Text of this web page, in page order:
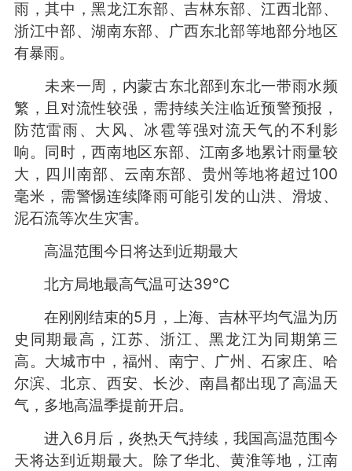
雨，其中，黑龙江东部、吉林东部、江西北部、
浙江中部、湖南东部、广西东北部等地部分地区
有暴雨。
未来一周，内蒙古东北部到东北一带雨水频
繁，且对流性较强，需持续关注临近预警预报，
防范雷雨、大风、冰雹等强对流天气的不利影
响。同时，西南地区东部、江南多地累计雨量较
大，四川南部、云南东部、贵州等地将超过100
毫米，需警惕连续降雨可能引发的山洪、滑坡、
泥石流等次生灾害。
高温范围今日将达到近期最大
北方局地最高气温可达39℃
在刚刚结束的5月，上海、吉林平均气温为历
史同期最高，江苏、浙江、黑龙江为同期第三
高。大城市中，福州、南宁、广州、石家庄、哈
尔滨、北京、西安、长沙、南昌都出现了高温天
气，多地高温季提前开启。
进入6月后，炎热天气持续，我国高温范围今
天将达到近期最大。除了华北、黄淮等地，江南